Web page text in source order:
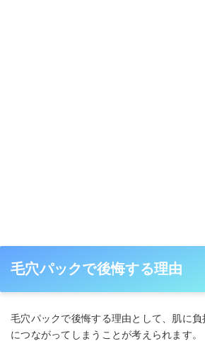
毛穴パックで後悔する理由
毛穴パックで後悔する理由として、肌に
につながってしまうことが考えられます。